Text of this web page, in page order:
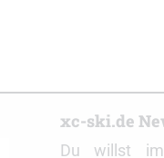
xc-ski.de
Du willst